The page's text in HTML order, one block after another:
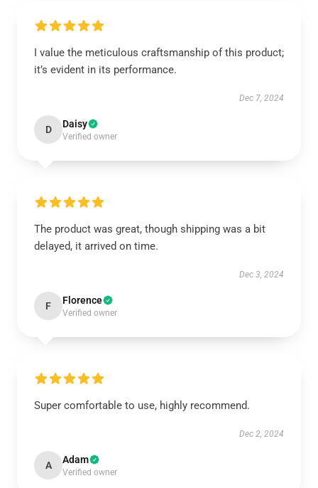
I value the meticulous craftsmanship of this product;
it’s evident in its performance.
Dec 7, 2024
D Daisy
Verified owner
The product was great, though shipping was a bit
delayed, it arrived on time.
Dec 3, 2024
F Florence
Verified owner
Super comfortable to use, highly recommend.
Dec 2, 2024
A Adam
Verified owner